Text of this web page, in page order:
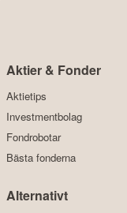
Aktier & Fonder
Aktietips
Investmentbolag
Fondrobotar
Bästa fonderna
Alternativt